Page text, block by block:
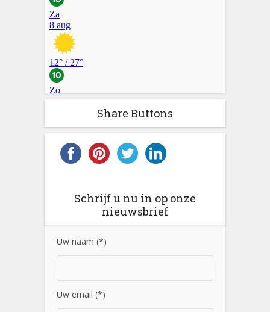
Share Buttons
Schrijf u nu in op onze
nieuwsbrief
Uw naam (*)
Uw email (*)